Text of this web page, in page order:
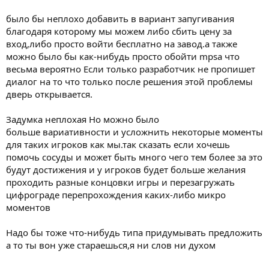
было бы неплохо добавить в вариант запугивания
благодаря которому мы можем либо сбить цену за
вход,либо просто войти бесплатно на завод.а также
можно было бы как-нибудь просто обойти mpsa что
весьма вероятно Если только разработчик не пропишет
диалог на то что только после решения этой проблемы
дверь открывается.
Задумка неплохая Но можно было
больше вариативности и усложнить некоторые моменты
для таких игроков как мы.так сказать если хочешь
помочь сосуды и может быть много чего тем более за это
будут достижения и у игроков будет больше желания
проходить разные концовки игры и перезагружать
цифрограде перепрохождения каких-либо микро
моментов
Надо бы тоже что-нибудь типа придумывать предложить
а то ты вон уже стараешься,я ни слов ни духом